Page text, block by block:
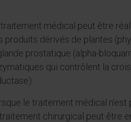
médical peut être
produits dérivés de plantes
prostatique (alpha-
qui contrôlent la
le traitement médical
chirurgical peut être